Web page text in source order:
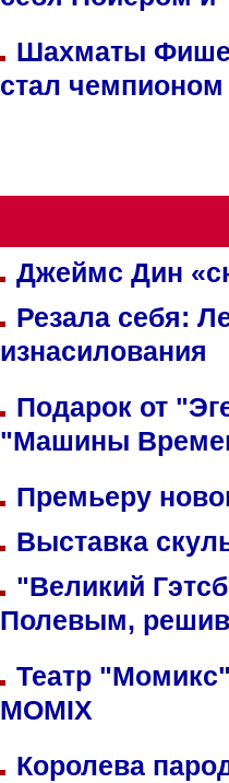
Шахматы
стал
Джеймс Дин
Резала себя:
изнасилования
Подарок от
"Машины
Премьеру
Выставка
"Великий
Полевым,
Театр
MOMIX
Королева